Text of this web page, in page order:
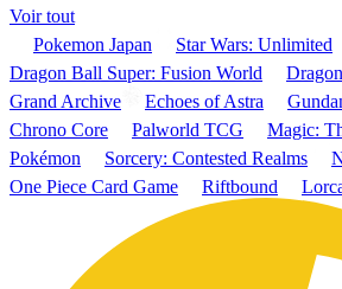
Voir tout
Pokemon Japan
Star Wars: Unlimited
Dragon Ball Super: Fusion World
Grand Archive
Echoes of Astra
Chrono Core
Palworld TCG
Magic:
Pokémon
Sorcery: Contested Realms
One Piece Card Game
Riftbound